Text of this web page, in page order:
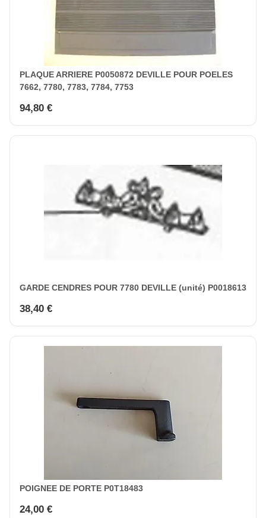
PLAQUE ARRIERE P0050872 DEVILLE POUR POELES
7662, 7780, 7783, 7784, 7753
94,80 €
GARDE CENDRES POUR 7780 DEVILLE (unité) P0018613
38,40 €
POIGNEE DE PORTE P0T18483
24,00 €